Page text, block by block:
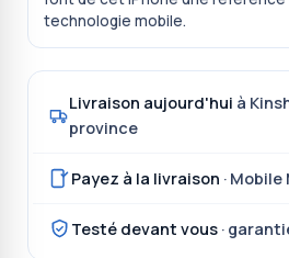
technologie mobile.
Livraison aujourd'hui à
province
Payez à la livraison ·
Testé devant vous ·